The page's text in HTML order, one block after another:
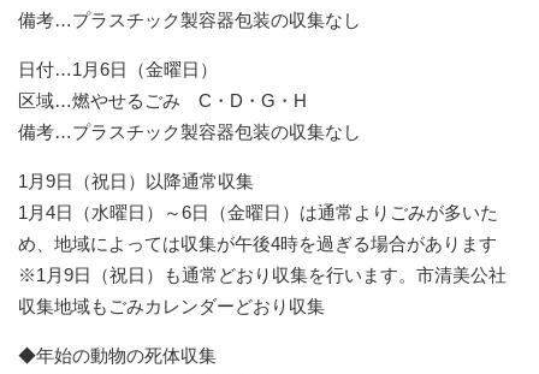
備考…プラスチック製容器包装の収集なし
日付…1月6日（金曜日）
区域…燃やせるごみ C・D・G・H
備考…プラスチック製容器包装の収集なし
1月9日（祝日）以降通常収集
1月4日（水曜日）～6日（金曜日）は通常よりごみが多いた
め、地域によっては収集が午後4時を過ぎる場合があります
※1月9日（祝日）も通常どおり収集を行います。市清美公社
収集地域もごみカレンダーどおり収集
◆年始の動物の死体収集